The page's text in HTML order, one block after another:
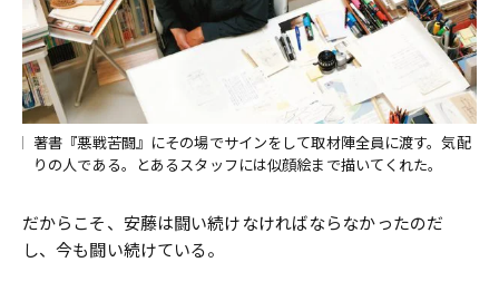
著書『悪戦苦闘』にその場でサインをして取材陣全員に渡す。気配
りの人である。とあるスタッフには似顔絵まで描いてくれた。
だからこそ、安藤は闘い続けなければならなかったのだ
し、今も闘い続けている。